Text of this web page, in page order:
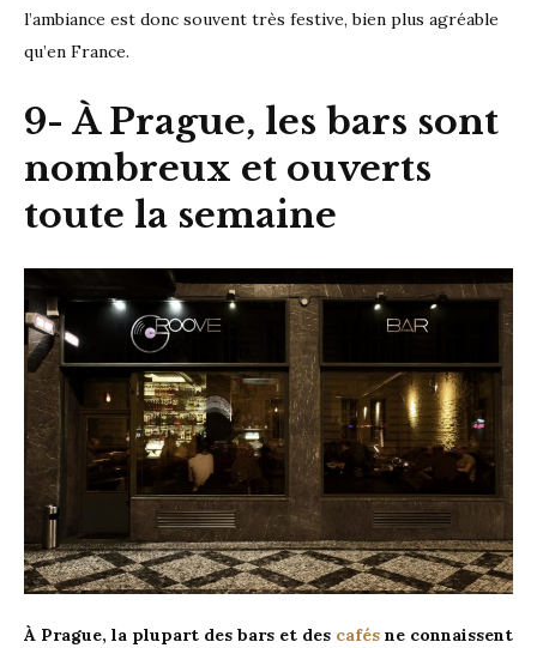
l’ambiance est donc souvent très festive, bien plus agréable
qu’en France.
9- À Prague, les bars sont
nombreux et ouverts
toute la semaine
À Prague, la plupart des bars et des cafés ne connaissent